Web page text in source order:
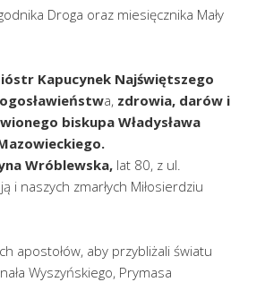
Droga oraz miesięcznika Mały
Kapucynek Najświętszego
a, zdrowia, darów i
biskupa Władysława
Wróblewska, lat 80, z ul.
i naszych zmarłych Miłosierdziu
apostołów, aby przybliżali światu
Wyszyńskiego, Prymasa